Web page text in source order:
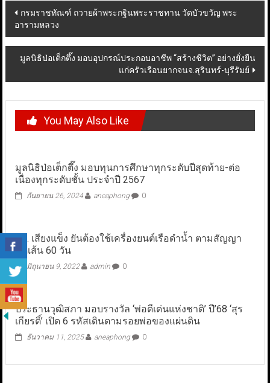
Post
navigation
กรมราชทัณฑ์ ถวายผ้าพระกฐินพระราชทาน วัดบัวขวัญ พระ
อารามหลวง
มูลนิธิป่อเต็กตึ๊ง มอบอุปกรณ์ประกอบอาชีพ “สร้างชีวิต” อย่างยั่งยืน
แก่ครัวเรือนยากจนจ.สุรินทร์-บุรีรัมย์
You May Also Like
มูลนิธิป่อเต็กตึ๊ง มอบทุนการศึกษาทุกระดับปีสุดท้าย-ต่อ
เนื่องทุกระดับชั้น ประจำปี 2567
กันยายน 26, 2024 aneaphong 0
ทร. เสียงแข็ง ยันต้องใช้เครื่องยนต์เรือดำน้ำ ตามสัญญา
ขีดเส้น 60 วัน
มิถุนายน 9, 2022 admin 0
ประธานวุฒิสภา มอบรางวัล ‘พ่อดีเด่นแห่งชาติ’ ปี’68 ‘สุร
เกียรติ์’ เปิด 6 รหัสเดินตามรอยพ่อของแผ่นดิน
ธันวาคม 11, 2025 aneaphong 0